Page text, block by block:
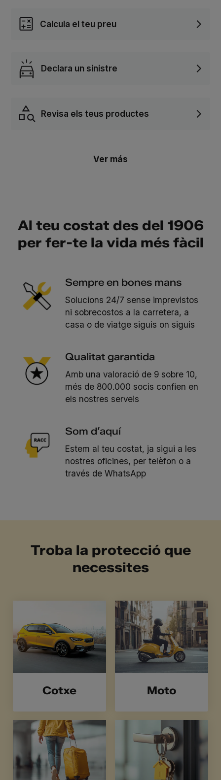
Calcula el teu preu
Declara un sinistre
Revisa els teus productes
Ver más
Al teu costat des del 1906
per fer-te la vida més fàcil
Sempre en bones mans
Solucions 24/7 sense imprevistos
ni sobrecostos a la carretera, a
casa o de viatge siguis on siguis
Qualitat garantida
Amb una valoració de 9 sobre 10,
més de 800.000 socis confien en
els nostres serveis
Som d’aquí
Estem al teu costat, ja sigui a les
nostres oficines, per telèfon o a
través de WhatsApp
Troba la protecció que
necessites
Cotxe Moto